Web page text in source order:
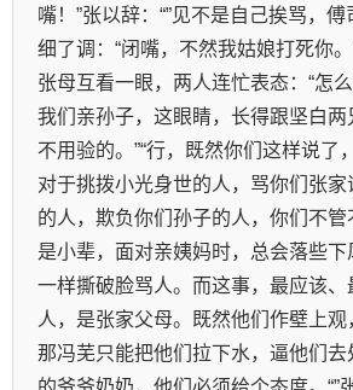
嘴！”张以辞：“”见不是自己挨骂，
细了调：“闭嘴，不然我姑娘打死你。
张母互看一眼，两人连忙表态：“怎
我们亲孙子，这眼睛，长得跟坚白
不用验的。”“行，既然你们这样说了
对于挑拨小光身世的人，骂你们张
的人，欺负你们孙子的人，你们不管
是小辈，面对亲姨妈时，总会落些
一样撕破脸骂人。而这事，最应该、
人，是张家父母。既然他们作壁上观
那冯芜只能把他们拉下水，逼他们